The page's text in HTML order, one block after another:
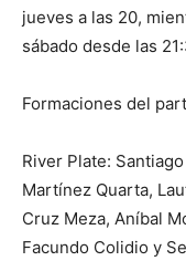
jueves a las 20,
sábado desde las
Formaciones del
River Plate:
Martínez Quarta,
Cruz Meza, Aníbal
Facundo Colidio y